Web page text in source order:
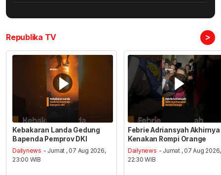
Republika TV >
Kebakaran Landa Gedung
Bapenda Pemprov DKI
Dailynews - Jumat , 07 Aug 2026,
23:00 WIB
Febrie Adriansyah Akhirnya
Kenakan Rompi Orange
Dailynews - Jumat , 07 Aug 2026,
22:30 WIB